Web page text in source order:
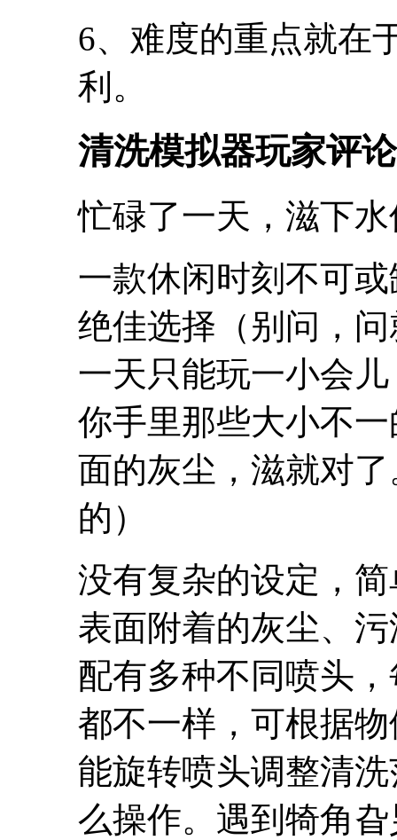
6、难度的重点就在
利。
清洗模拟器玩家评论
忙碌了一天，滋下
一款休闲时刻不可
绝佳选择（别问，
一天只能玩一小会
你手里那些大小不
面的灰尘，滋就对
的）
没有复杂的设定，
表面附着的灰尘、
配有多种不同喷头
都不一样，可根据
能旋转喷头调整清
么操作。遇到犄角